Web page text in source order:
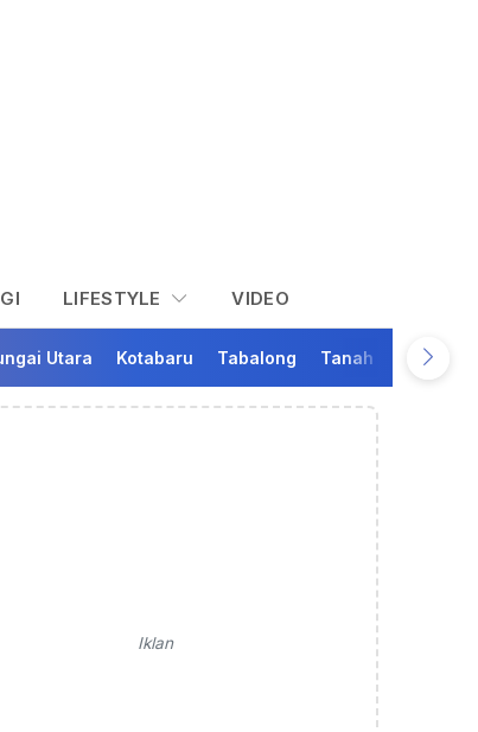
LIFESTYLE VIDEO
Utara Kotabaru Tabalong Tanah Bumbu
Iklan